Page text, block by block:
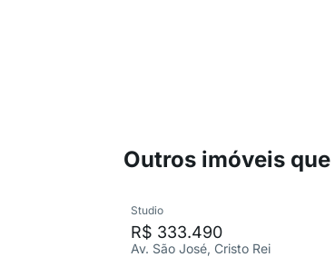
Outros imóveis
Studio
R$ 333.490
Av. São José, Cristo Rei